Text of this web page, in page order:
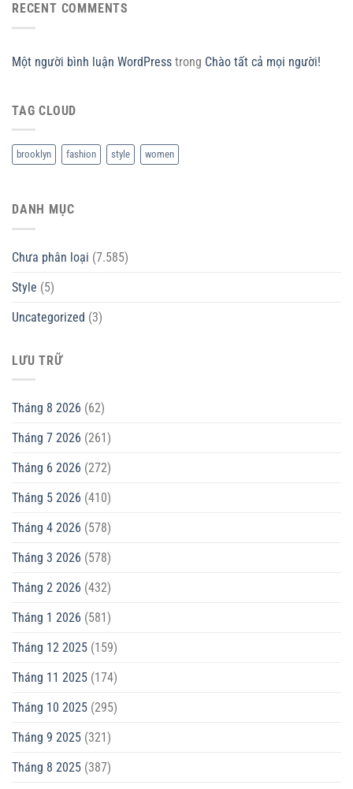
RECENT COMMENTS
Một người bình luận WordPress trong Chào tất cả mọi người!
TAG CLOUD
brooklyn fashion style women
DANH MỤC
Chưa phân loại (7.585)
Style (5)
Uncategorized (3)
LƯU TRỮ
Tháng 8 2026 (62)
Tháng 7 2026 (261)
Tháng 6 2026 (272)
Tháng 5 2026 (410)
Tháng 4 2026 (578)
Tháng 3 2026 (578)
Tháng 2 2026 (432)
Tháng 1 2026 (581)
Tháng 12 2025 (159)
Tháng 11 2025 (174)
Tháng 10 2025 (295)
Tháng 9 2025 (321)
Tháng 8 2025 (387)